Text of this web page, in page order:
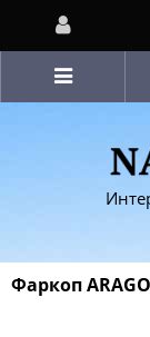
Фаркоп